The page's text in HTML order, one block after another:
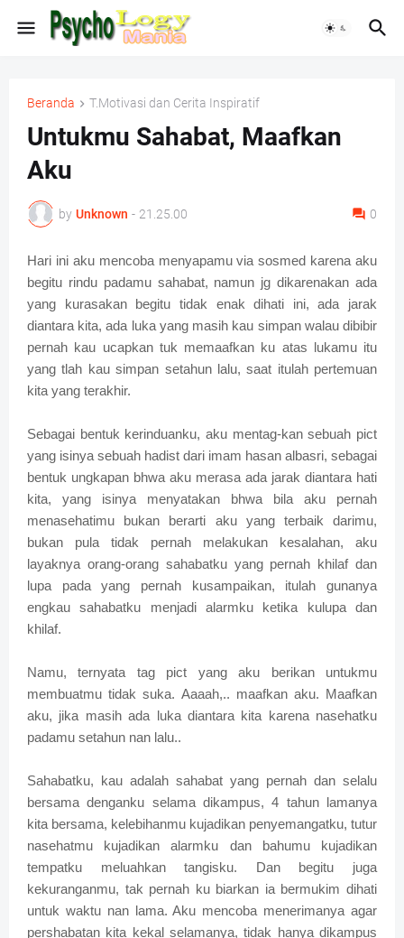
Beranda T.Motivasi dan Cerita Inspiratif
Untukmu Sahabat, Maafkan
Aku
by Unknown - 21.25.00 0
Hari ini aku mencoba menyapamu via sosmed karena aku
begitu rindu padamu sahabat, namun jg dikarenakan ada
yang kurasakan begitu tidak enak dihati ini, ada jarak
diantara kita, ada luka yang masih kau simpan walau dibibir
pernah kau ucapkan tuk memaafkan ku atas lukamu itu
yang tlah kau simpan setahun lalu, saat itulah pertemuan
kita yang terakhir.
Sebagai bentuk kerinduanku, aku mentag-kan sebuah pict
yang isinya sebuah hadist dari imam hasan albasri, sebagai
bentuk ungkapan bhwa aku merasa ada jarak diantara hati
kita, yang isinya menyatakan bhwa bila aku pernah
menasehatimu bukan berarti aku yang terbaik darimu,
bukan pula tidak pernah melakukan kesalahan, aku
layaknya orang-orang sahabatku yang pernah khilaf dan
lupa pada yang pernah kusampaikan, itulah gunanya
engkau sahabatku menjadi alarmku ketika kulupa dan
khilaf.
Namu, ternyata tag pict yang aku berikan untukmu
membuatmu tidak suka. Aaaah,.. maafkan aku. Maafkan
aku, jika masih ada luka diantara kita karena nasehatku
padamu setahun nan lalu..
Sahabatku, kau adalah sahabat yang pernah dan selalu
bersama denganku selama dikampus, 4 tahun lamanya
kita bersama, kelebihanmu kujadikan penyemangatku, tutur
nasehatmu kujadikan alarmku dan bahumu kujadikan
tempatku meluahkan tangisku. Dan begitu juga
kekuranganmu, tak pernah ku biarkan ia bermukim dihati
untuk waktu nan lama. Aku mencoba menerimanya agar
pershabatan kita kekal selamanya, tidak hanya dikampus